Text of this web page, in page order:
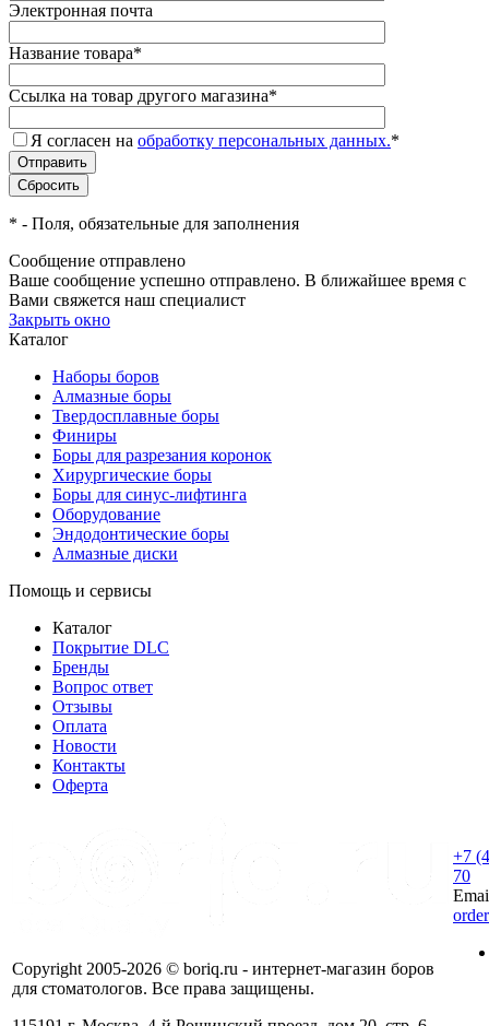
Электронная почта
Название товара*
Ссылка на товар другого магазина*
Я согласен на обработку персональных данных.*
* - Поля, обязательные для заполнения
Сообщение отправлено
Ваше сообщение успешно отправлено. В ближайшее время с
Вами свяжется наш специалист
Закрыть окно
Каталог
Наборы боров
Алмазные боры
Твердосплавные боры
Финиры
Боры для разрезания коронок
Хирургические боры
Боры для синус-лифтинга
Оборудование
Эндодонтические боры
Алмазные диски
Помощь и сервисы
Каталог
Покрытие DLC
Бренды
Вопрос ответ
Отзывы
Оплата
Новости
Контакты
Оферта
Copyright 2005-2026 © boriq.ru - интернет-магазин боров
для стоматологов. Все права защищены.
+7
70